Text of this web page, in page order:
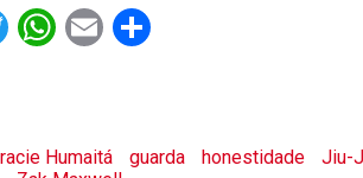
Twitter
WhatsApp
Email
Humaitá guarda honestidade
Jiu-